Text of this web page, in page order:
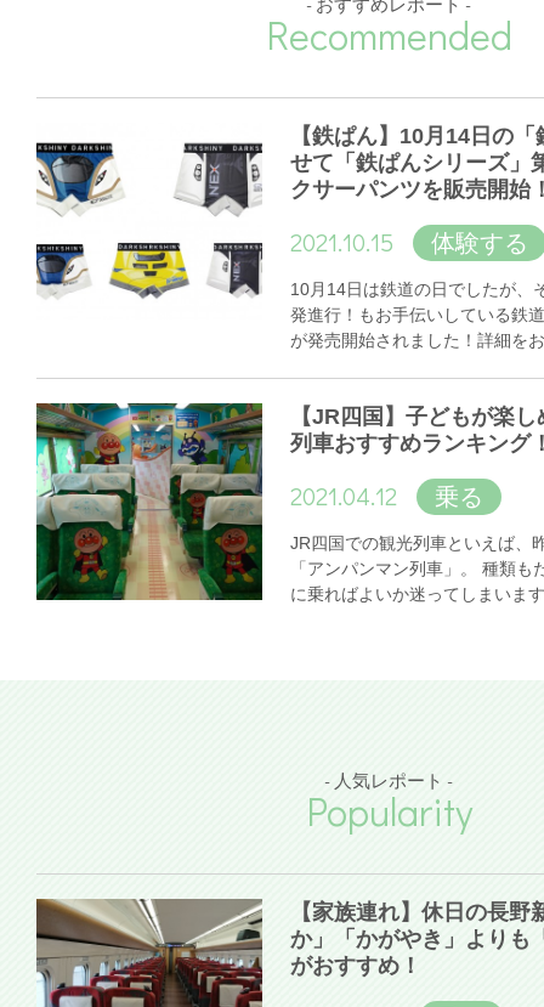
Recommended
【鉄ぱん】10月14日の
せて「鉄ぱんシリーズ」
クサーパンツを販売開始
2021.10.15 体験する
10月14日は鉄道の日でしたが、
発進行！もお手伝いしている鉄
が発売開始されました！詳細をお
【JR四国】子どもが楽
列車おすすめランキング
2021.04.12 乗る
JR四国での観光列車といえば、
「アンパンマン列車」。 種類も
に乗ればよいか迷ってしまいます
- 人気レポート -
Popularity
【家族連れ】休日の長野
か」「かがやき」よりも
がおすすめ！